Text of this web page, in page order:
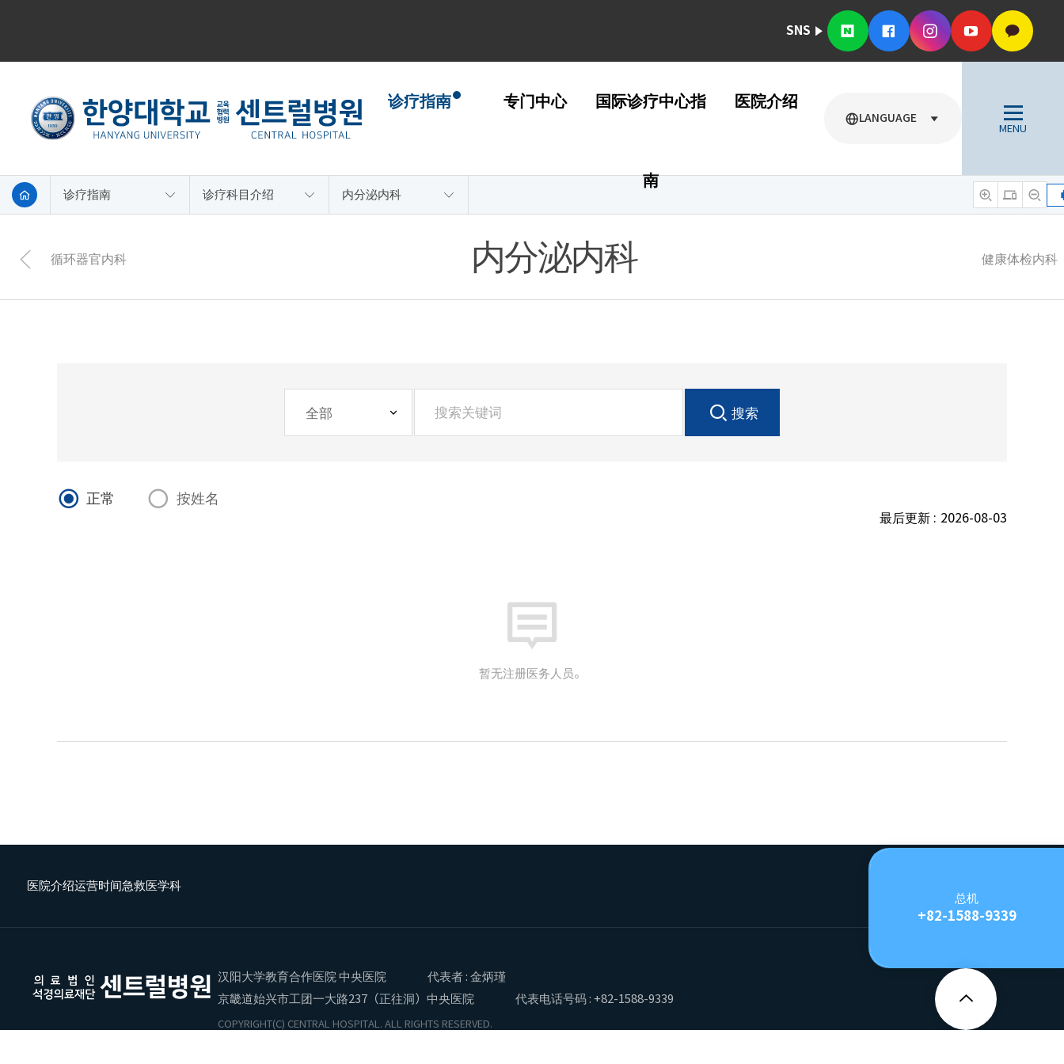
SNS
诊疗指南 专门中心 国际诊疗中心指
南
医院介绍
LANGUAGE
MENU
总机
+82-1588-9339
诊疗指南 诊疗科目介绍 内分泌内科
循环器官内科 内分泌内科 健康体检内科
搜索
正常 按姓名
最后更新 : 2026-08-03
暂无注册医务人员。
医院介绍运营时间急救医学科
汉阳大学教育合作医院 中央医院
代表者 : 金炳瑾
京畿道始兴市工团一大路237（正往洞）中央医院
代表电话号码 : +82-1588-9339
COPYRIGHT(C) CENTRAL HOSPITAL. ALL RIGHTS RESERVED.